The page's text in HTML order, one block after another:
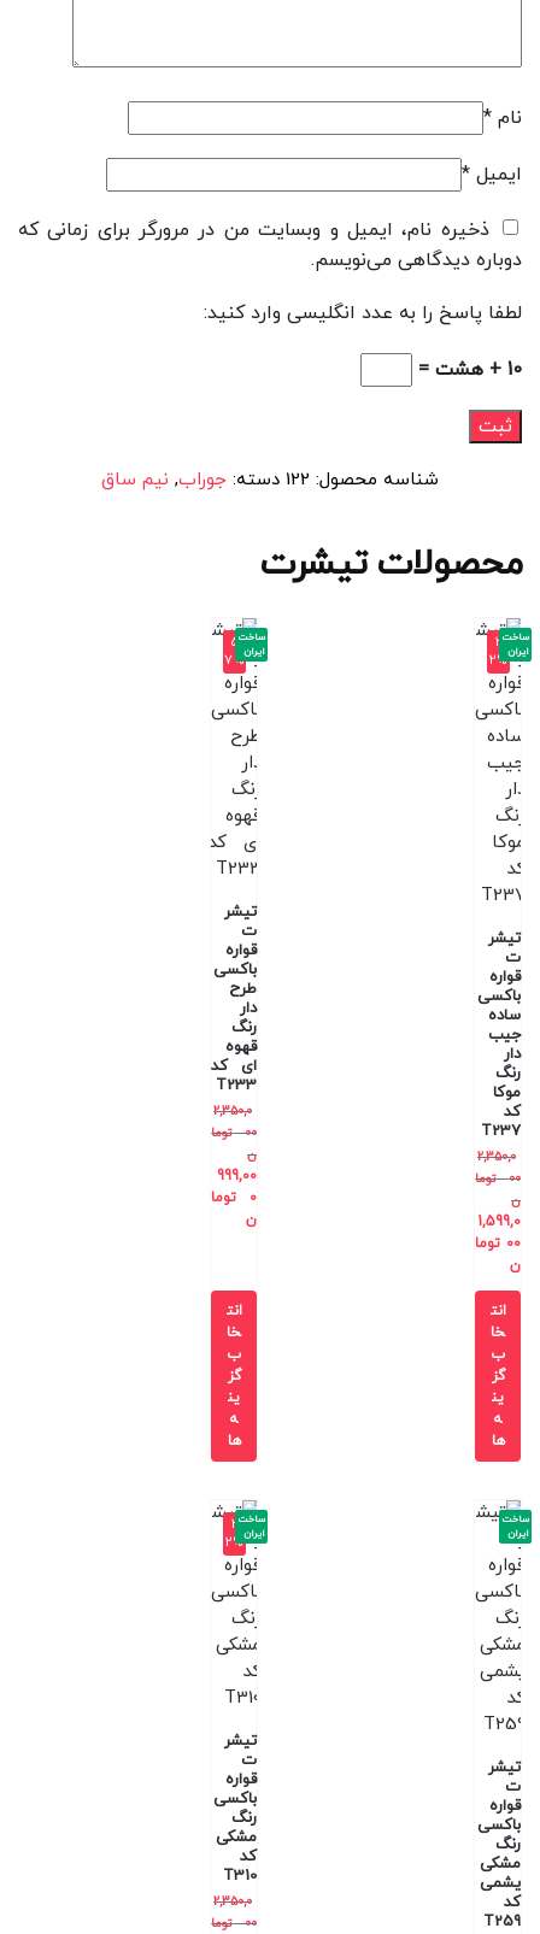
نام *
ایمیل *
ذخیره نام، ایمیل و وبسایت من در مرورگر برای زمانی که
دوباره دیدگاهی می‌نویسم.
لطفا پاسخ را به عدد انگلیسی وارد کنید:
10 + هشت =
شناسه محصول: 122 دسته: جوراب, نیم ساق
محصولات تیشرت
-3
2%
تیشر
ت
قواره
باکسی
ساده
جیب
دار
رنگ
موکا
کد
T237
2,350,0
00
توما
ن
1,599,0
00 توما
ن
ساخت
ایران
انت
خا
ب
گز
ین
ه
ها
-5
7%
تیشر
ت
قواره
باکسی
طرح
دار
رنگ
قهوه
ای کد
T233
2,350,0
00
توما
ن
999,00
0
توما
ن
ساخت
ایران
انت
خا
ب
گز
ین
ه
ها
تیشر
ت
قواره
باکسی
رنگ
مشکی
یشمی
کد
T259
ساخت
ایران
-3
2%
تیشر
ت
قواره
باکسی
رنگ
مشکی
کد
T310
2,350,0
00
توما
ساخت
ایران